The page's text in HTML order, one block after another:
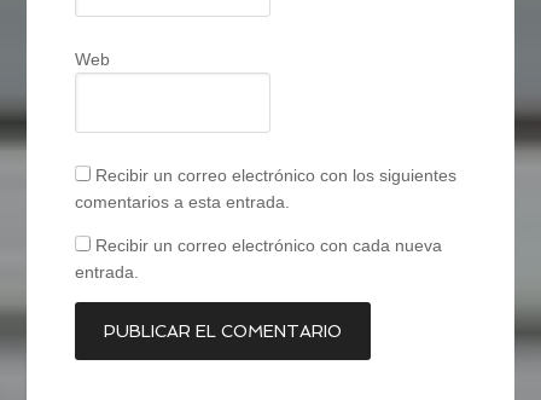
Web
Recibir un correo electrónico con los siguientes
comentarios a esta entrada.
Recibir un correo electrónico con cada nueva
entrada.